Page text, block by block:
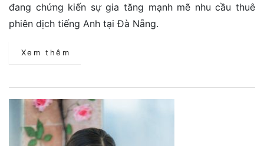
đang chứng kiến sự gia tăng mạnh mẽ nhu cầu thuê
phiên dịch tiếng Anh tại Đà Nẵng.
Xem thêm